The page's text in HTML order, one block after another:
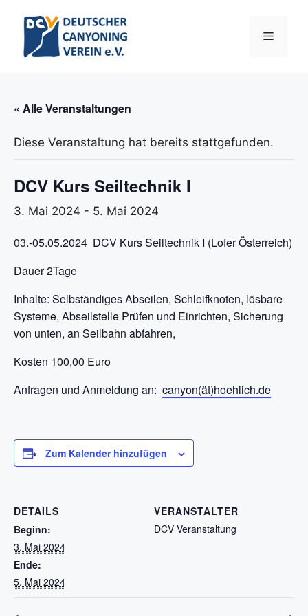
Inhalt
springen
Menü
« Alle Veranstaltungen
Diese Veranstaltung hat bereits stattgefunden.
DCV Kurs Seiltechnik I
3. Mai 2024 - 5. Mai 2024
03.-05.05.2024 DCV Kurs Seiltechnik I (Lofer Österreich)
Dauer 2Tage
Inhalte: Selbständiges Abseilen, Schleifknoten, lösbare
Systeme, Abseilstelle Prüfen und Einrichten, Sicherung
von unten, an Seilbahn abfahren,
Kosten 100,00 Euro
Anfragen und Anmeldung an: canyon(ät)hoehlich.de
Zum Kalender hinzufügen
DETAILS
Beginn:
3. Mai 2024
Ende:
5. Mai 2024
VERANSTALTER
DCV Veranstaltung